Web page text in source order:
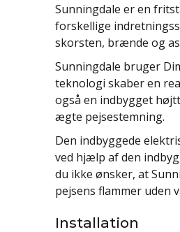
Sunningdale er en
forskellige
skorsten, brænde og
Sunningdale bruger
teknologi skaber en
også en indbygget
ægte pejsestemning.
Den indbyggede
ved hjælp af den
du ikke ønsker, at
pejsens flammer uden
Installation